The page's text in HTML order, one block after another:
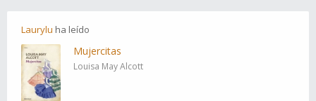
Laurylu ha leído
Mujercitas
Louisa May Alcott